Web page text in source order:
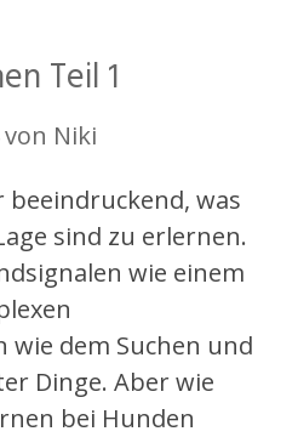
Teil 1
von Niki
beeindruckend, was
sind zu erlernen.
wie einem
wie dem Suchen und
Dinge. Aber wie
bei Hunden